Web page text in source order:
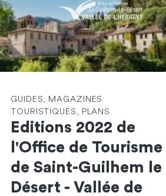
GUIDES, MAGAZINES
TOURISTIQUES, PLANS
Editions 2022 de
l'Office de Tourisme
de Saint-Guilhem le
Désert - Vallée de